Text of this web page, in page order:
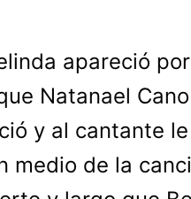
apareció
Natanael
y al cantante
medio de la